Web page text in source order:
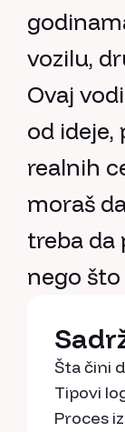
vozilu,
Ovaj
od ideje,
realnih
moraš
treba da
nego
Šta čini
Tipovi
Proces